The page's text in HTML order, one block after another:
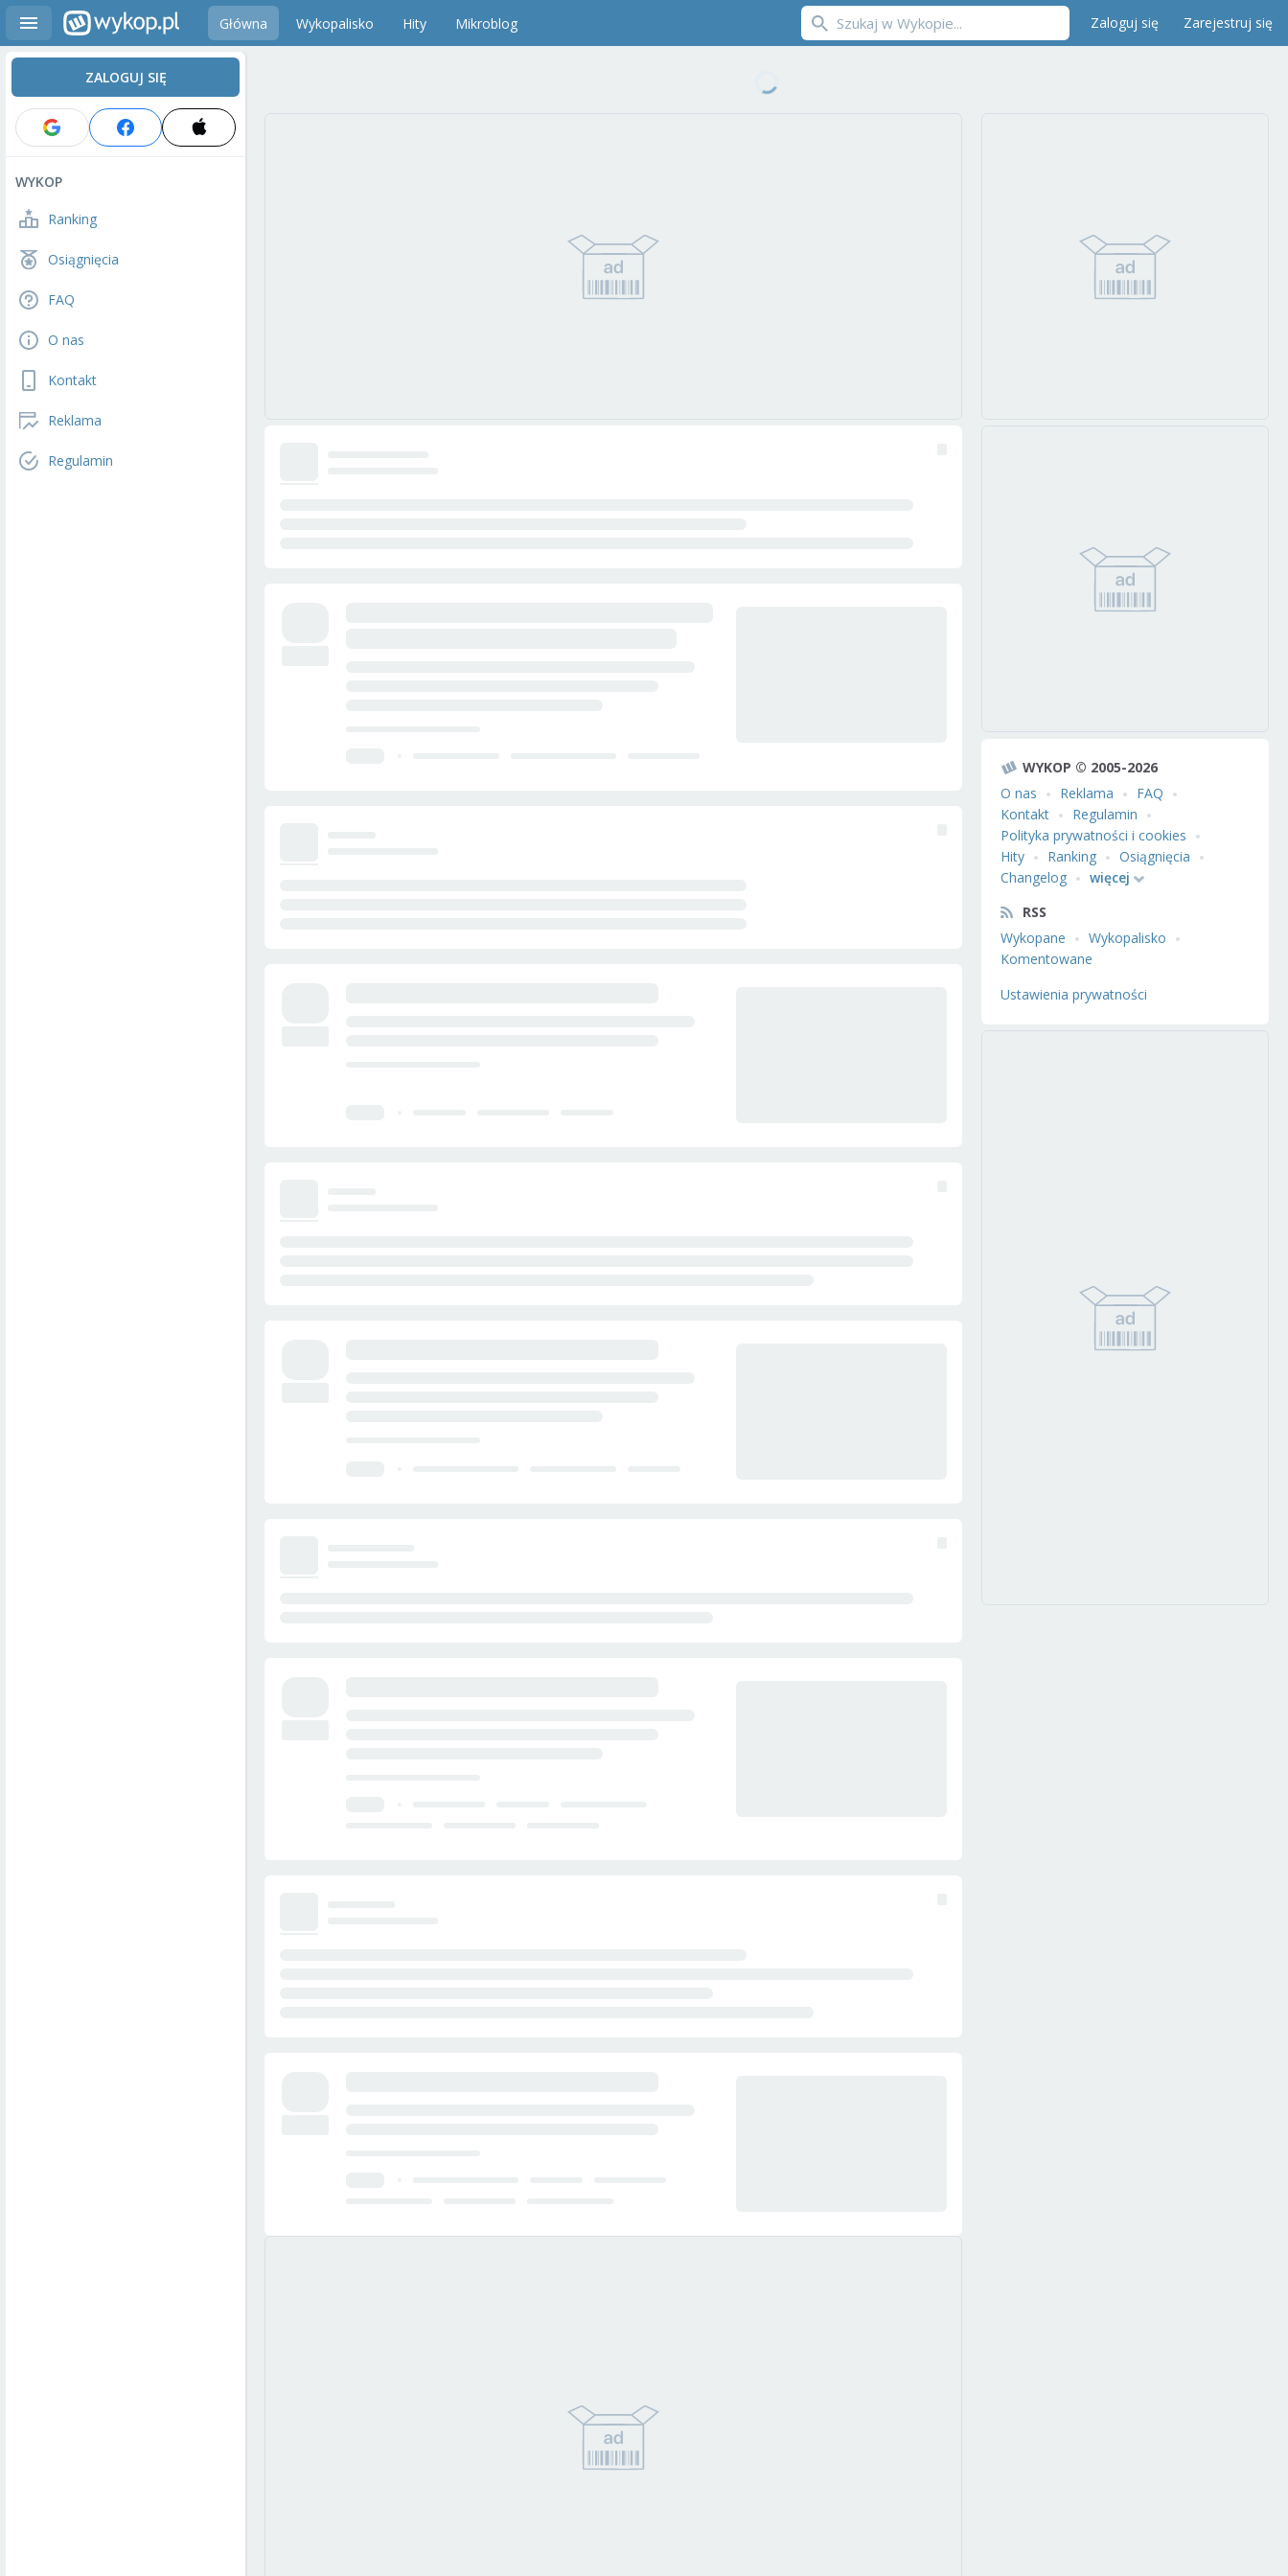
Główna Wykopalisko Hity Mikroblog Zaloguj się Zarejestruj się
ZALOGUJ SIĘ
WYKOP
Ranking
Osiągnięcia
FAQ
O nas
Kontakt
Reklama
Regulamin
WYKOP © 2005-2026
O nas
Reklama
FAQ
Kontakt
Regulamin
Polityka prywatności i cookies
Hity
Ranking
Osiągnięcia
Changelog
więcej
RSS
Wykopane
Wykopalisko
Komentowane
Ustawienia prywatności